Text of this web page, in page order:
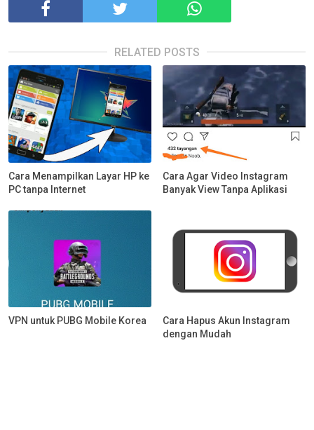
RELATED POSTS
Cara Menampilkan Layar HP ke
PC tanpa Internet
Cara Agar Video Instagram
Banyak View Tanpa Aplikasi
VPN untuk PUBG Mobile Korea
Cara Hapus Akun Instagram
dengan Mudah